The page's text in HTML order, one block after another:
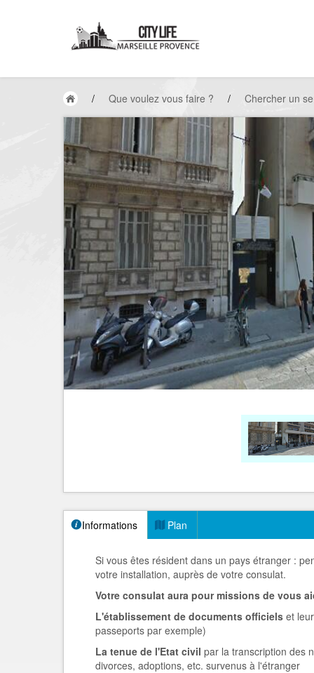
/ Que voulez vous faire ? / Chercher un
Informations Plan
Si vous êtes résident dans un pays étranger :
votre installation, auprès de votre consulat.
Votre consulat aura pour missions de vous
L'établissement de documents officiels et
passeports par exemple)
La tenue de l'Etat civil par la transcription des
divorces, adoptions, etc. survenus à l'étranger